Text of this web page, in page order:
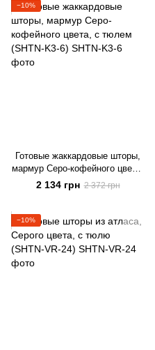
−10%
Готовые жаккардовые шторы,
мармур Серо-кофейного цвета,
с тюлем (SHTN-K3-6)
2 134 грн 2 372 грн
−10%